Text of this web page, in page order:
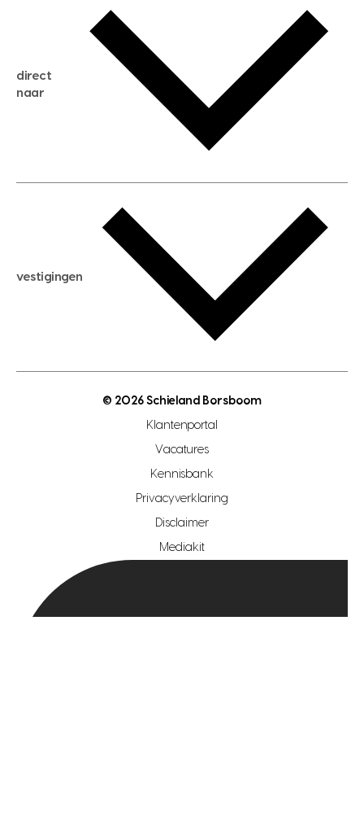
gratis zoekservice
huis verkopen
huis kopen
aankoopadvies
verkoopadvies
hypotheekadvies
direct
naar
hypotheek berekenen
maximale hypotheek berekenen
hypotheek bespaarcheck
gratis zoekprofiel aanmaken
open woningwaarde dag
vestigingen
makelaar regio zoetermeer
hypotheekshop regio den haag
hypotheekshop regio rotterdam
© 2026 Schieland Borsboom
Klantenportal
Vacatures
Kennisbank
Privacyverklaring
Disclaimer
Mediakit